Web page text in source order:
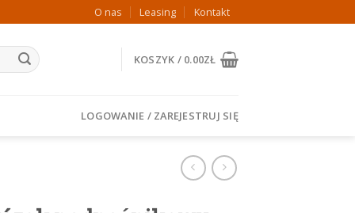
O nas Leasing Kontakt
KOSZYK / 0.00ZŁ
LOGOWANIE / ZAREJESTRUJ SIĘ